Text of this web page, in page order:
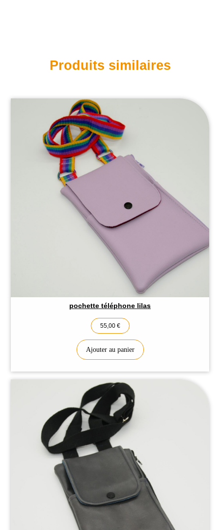
Nos produits
Produits similaires
pochette téléphone lilas
55,00 €
Ajouter au panier